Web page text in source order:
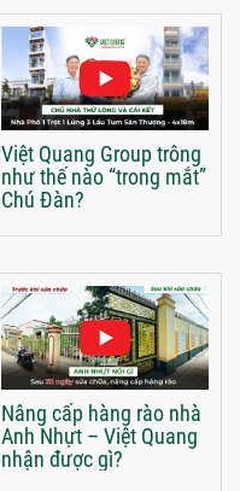
Việt Quang Group trông
như thế nào “trong mắt”
Chú Đàn?
Nâng cấp hàng rào nhà
Anh Nhựt – Việt Quang
nhận được gì?